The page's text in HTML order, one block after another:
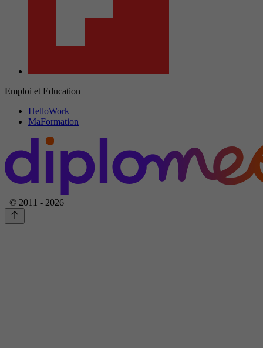
Emploi et Education
HelloWork
MaFormation
© 2011 - 2026